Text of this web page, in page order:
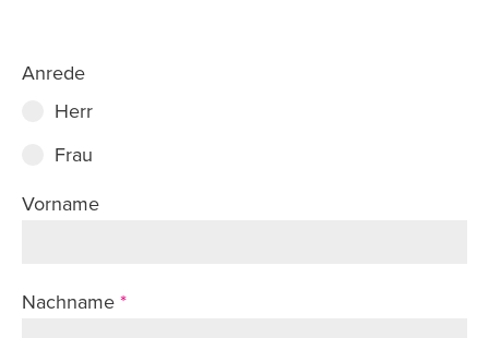
Anrede
Herr
Frau
Vorname
Nachname *